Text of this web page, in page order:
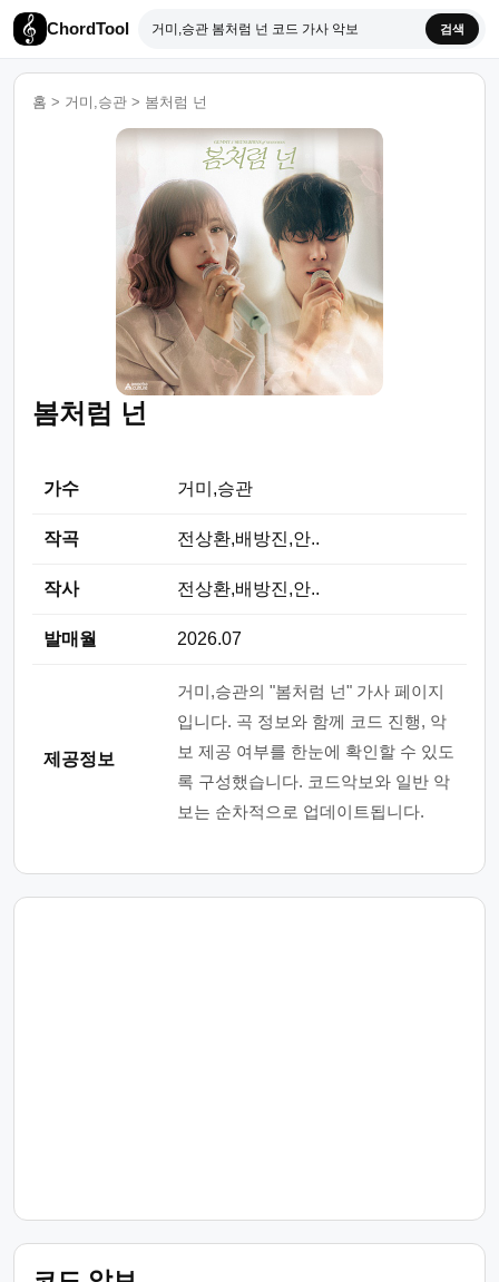
ChordTool 검색
홈 > 거미,승관 > 봄처럼 넌
봄처럼 넌
가수 거미,승관
작곡 전상환,배방진,안..
작사 전상환,배방진,안..
발매월 2026.07
제공정보
거미,승관의 "봄처럼 넌" 가사 페이지
입니다. 곡 정보와 함께 코드 진행, 악
보 제공 여부를 한눈에 확인할 수 있도
록 구성했습니다. 코드악보와 일반 악
보는 순차적으로 업데이트됩니다.